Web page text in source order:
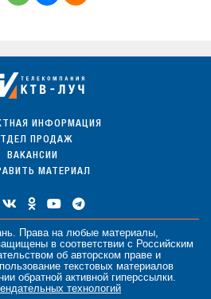
ИНФОРМАЦИЯ
ПРОДАЖ
ВАКАНСИИ
МАТЕРИАЛ
Права на любые материалы
в соответствии с Российским
об авторском праве и
текстовых материалов
обратной активной гиперссылки.
технологий